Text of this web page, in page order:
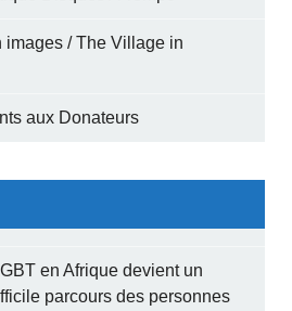
images / The Village in
aux Donateurs
en Afrique devient un
parcours des personnes